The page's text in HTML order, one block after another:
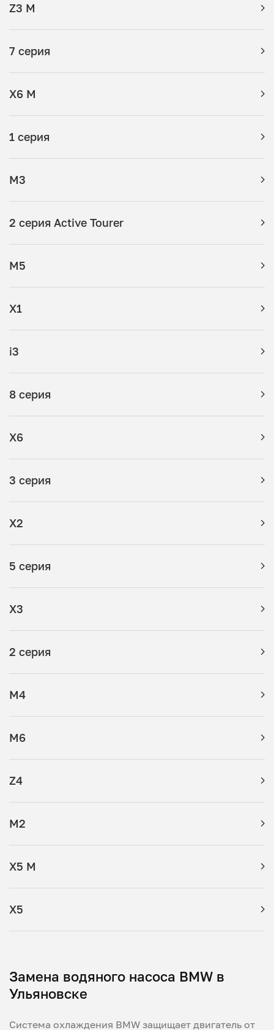
Z3 M
7 серия
X6 M
1 серия
M3
2 серия Active Tourer
M5
X1
i3
8 серия
X6
3 серия
X2
5 серия
X3
2 серия
M4
M6
Z4
M2
X5 M
X5
Замена водяного насоса BMW в
Ульяновске
Система охлаждения BMW защищает двигатель от